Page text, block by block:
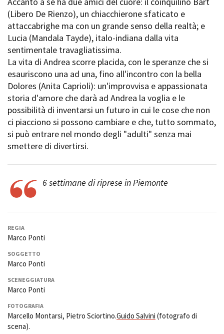
Short Film Fund
PRODUCTION GUIDE
Società di produzione
Strutture di servizio
Professionisti
Attrici-Attori
Beginners
LOCATION GUIDE
FILM DATABASE
BOOK DATABASE
NEWS
CASTING
Torino Film Festival
David di Donatello
Nastri d’Argento
STRUMENTI
Location - Accedi al tuo
profilo
Location - Nuovo utente
Newsletter
Lavora con noi
Stage - Tirocini - Scuola e
economia
Amministrazione trasparente
Contatti
Privacy
Cookie policy
Whistleblowing
Credits
(Libero De Rienzo), un chiacchierone sfaticato e
attaccabrighe ma con un grande senso della realtà; e
Lucia (Mandala Tayde), italo-indiana dalla vita
sentimentale travagliatissima.
La vita di Andrea scorre placida, con le speranze che si
esauriscono una ad una, fino all'incontro con la bella
Dolores (Anita Caprioli): un'improvvisa e appassionata
storia d'amore che darà ad Andrea la voglia e le
possibilità di inventarsi un futuro in cui le cose che non
ci piacciono si possono cambiare e che, tutto sommato,
si può entrare nel mondo degli "adulti" senza mai
smettere di divertirsi.
6 settimane di riprese in Piemonte
REGIA
Marco Ponti
SOGGETTO
Marco Ponti
SCENEGGIATURA
Marco Ponti
FOTOGRAFIA
Marcello Montarsi, Pietro Sciortino.Guido Salvini (fotografo di
scena).